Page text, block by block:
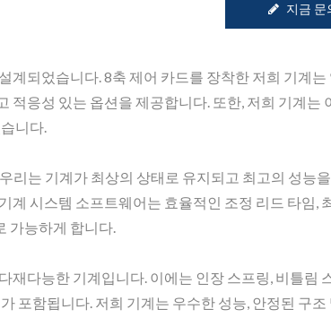
지금 문
계되었습니다. 8축 제어 카드를 장착한 저희 기계는
적응성 있는 옵션을 제공합니다. 또한, 저희 기계는
니다.
리는 기계가 최상의 상태로 유지되고 최고의 성능
시스템 소프트웨어는 효율적인 조정 리드 타임,
가능하게 합니다.
재다능한 기계입니다. 이에는 인장 스프링, 비틀림
포함됩니다. 저희 기계는 우수한 성능, 안정된 구조
링 성형기 캠리스 스프링